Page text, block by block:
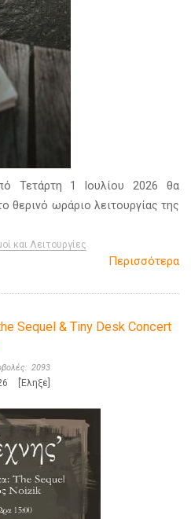
Τετάρτη 1 Ιουλίου 2026 θα
θερινό ωράριο λειτουργίας της
και Λειτουργίες
Περισσότερα
Sequel & Tiny Desk Concert
2093
[Έληξε]